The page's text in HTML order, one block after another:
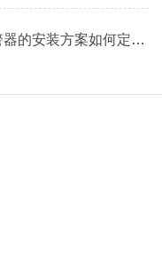
可燃气体报警器的安装方案如何定制？